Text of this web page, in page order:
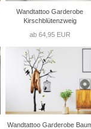
Wandtattoo Garderobe
Kirschblütenzweig
ab 64,95 EUR
Wandtattoo Garderobe